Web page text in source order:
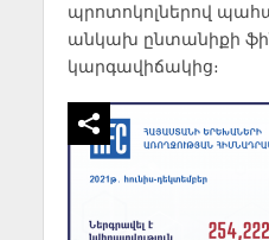
պրոտոկոլներով
անկախ ընտանիքի
կարգավիճակից։